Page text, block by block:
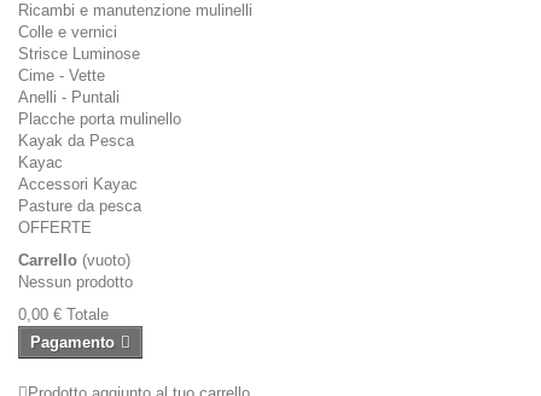
Ricambi e manutenzione mulinelli
Colle e vernici
Strisce Luminose
Cime - Vette
Anelli - Puntali
Placche porta mulinello
Kayak da Pesca
Kayac
Accessori Kayac
Pasture da pesca
OFFERTE
Carrello (vuoto)
Nessun prodotto
0,00 € Totale
Pagamento